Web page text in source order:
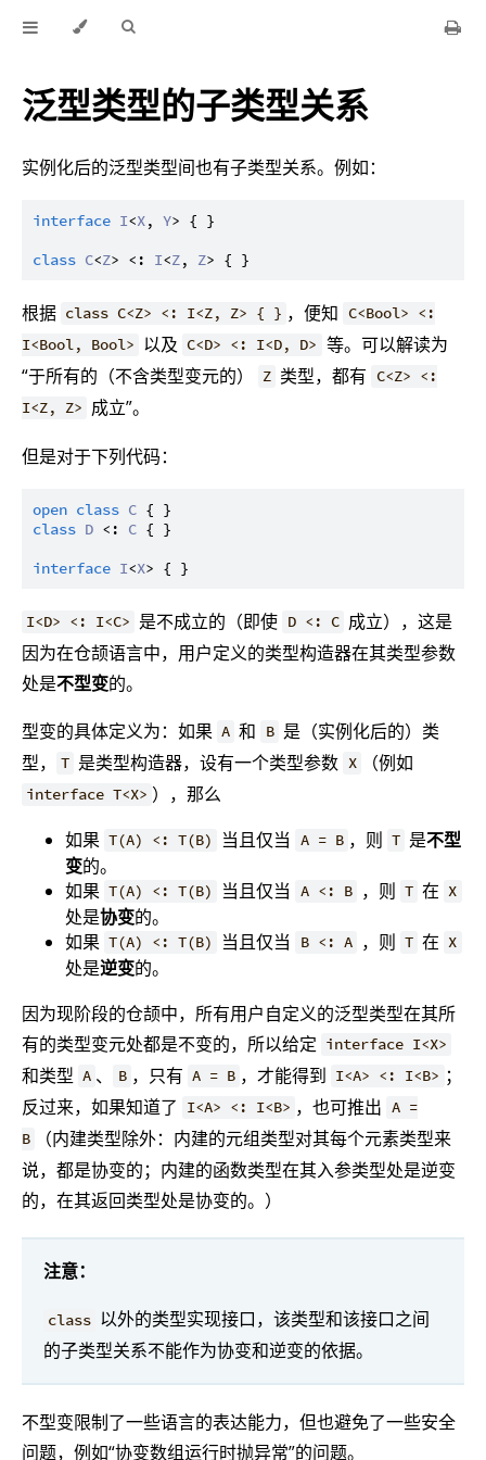
泛型类型的子类型关系
实例化后的泛型类型间也有子类型关系。例如：
interface I<X, Y> { }
class C<Z> <: I<Z, Z
根据 class C<Z> <: I<Z, Z> { } ，便知 C<Bool> <:
I<Bool, Bool> 以及 C<D> <: I<D, D> 等。可以解读为
“于所有的（不含类型变元的）
Z 类型，都有 C<Z> <:
I<Z, Z> 成立”。
但是对于下列代码：
open class C
class D <: C { }
interface I<X
I<D> <: I<C> 是不成立的（即使 D <: C 成立），这是
因为在仓颉语言中，用户定义的类型构造器在其类型参数
处是不型变的。
型变的具体定义为：如果 A 和 B 是（实例化后的）类
型，
T 是类型构造器，设有一个类型参数 X （例如
interface T<X> ），那么
如果 T(A) <: T(B) 当且仅当 A = B ，则 T 是不型
变的。
如果 T(A) <: T(B) 当且仅当 A <: B ，则 T 在 X
处是协变的。
如果 T(A) <: T(B) 当且仅当 B <: A ，则 T 在 X
处是逆变的。
因为现阶段的仓颉中，所有用户自定义的泛型类型在其所
有的类型变元处都是不变的，所以给定 interface I<X>
和类型 A 、 B ，只有 A = B ，才能得到 I<A> <: I<B> ；
反过来，如果知道了
I<A> <: I<B> ，也可推出 A =
B
（内建类型除外：内建的元组类型对其每个元素类型来
说，都是协变的；内建的函数类型在其入参类型处是逆变
的，在其返回类型处是协变的。）
注意：
class 以外的类型实现接口，该类型和该接口之间
的子类型关系不能作为协变和逆变的依据。
不型变限制了一些语言的表达能力，但也避免了一些安全
问题，例如“协变数组运行时抛异常”的问题。